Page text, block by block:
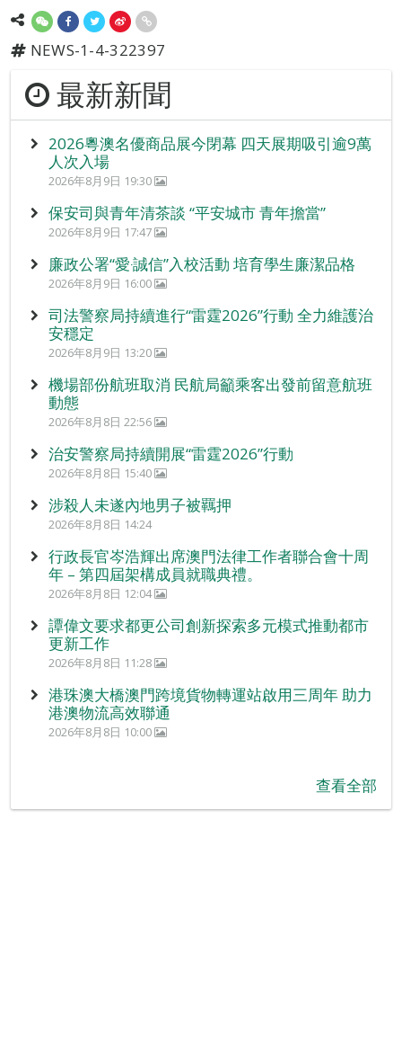
NEWS-1-4-322397
最新新聞
2026粵澳名優商品展今閉幕 四天展期吸引逾9萬
人次入場
2026年8月9日 19:30
保安司與青年清茶談 “平安城市 青年擔當”
2026年8月9日 17:47
廉政公署“愛‧誠信”入校活動 培育學生廉潔品格
2026年8月9日 16:00
司法警察局持續進行“雷霆2026”行動 全力維護治
安穩定
2026年8月9日 13:20
機場部份航班取消 民航局籲乘客出發前留意航班
動態
2026年8月8日 22:56
治安警察局持續開展“雷霆2026”行動
2026年8月8日 15:40
涉殺人未遂內地男子被羈押
2026年8月8日 14:24
行政長官岑浩輝出席澳門法律工作者聯合會十周
年 – 第四屆架構成員就職典禮。
2026年8月8日 12:04
譚偉文要求都更公司創新探索多元模式推動都市
更新工作
2026年8月8日 11:28
港珠澳大橋澳門跨境貨物轉運站啟用三周年 助力
港澳物流高效聯通
2026年8月8日 10:00
查看全部